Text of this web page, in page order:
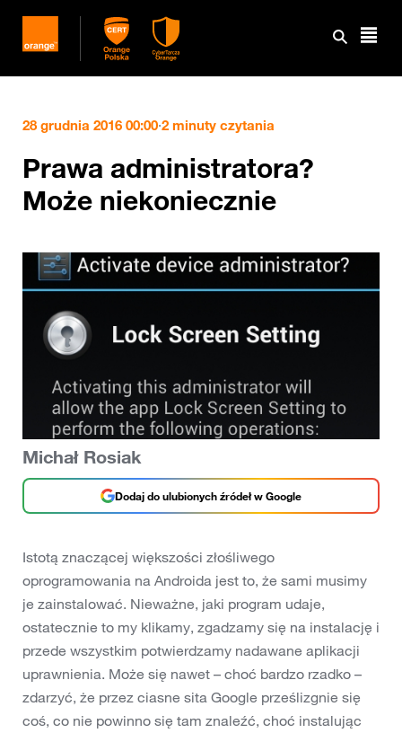
28 grudnia 2016 00:00·2 minuty czytania
Prawa administratora?
Może niekoniecznie
Michał Rosiak
Dodaj do ulubionych źródeł w Google
Istotą znaczącej większości złośliwego
oprogramowania na Androida jest to, że sami musimy
je zainstalować. Nieważne, jaki program udaje,
ostatecznie to my klikamy, zgadzamy się na instalację i
przede wszystkim potwierdzamy nadawane aplikacji
uprawnienia. Może się nawet – choć bardzo rzadko –
zdarzyć, że przez ciasne sita Google prześlizgnie się
coś, co nie powinno się tam znaleźć, choć instalując